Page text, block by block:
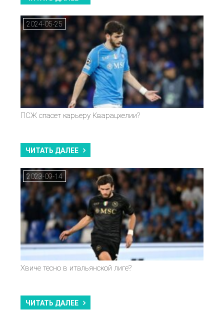
2024-05-25
ПСЖ спасет карьеру Кварацхелии?
ЧИТАТЬ ДАЛЕЕ
2023-09-14
Хвиче тесно в итальянской лиге?
ЧИТАТЬ ДАЛЕЕ